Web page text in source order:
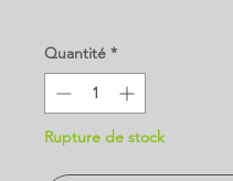
Quantité *
Rupture de stock